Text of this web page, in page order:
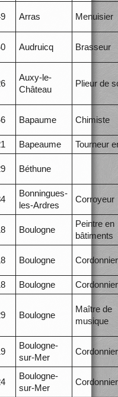
Arras Menuisier
Audruicq Brasseur
Auxy-le-
Château
Plieur de
Bapaume Chimiste
Bapeaume Tourneur
Béthune
Bonningues-
les-Ardres
Corroyeur
Boulogne
Peintre en
bâtiments
Boulogne Cordonnier
Boulogne Cordonnier
Boulogne
Maître de
musique
Boulogne-
sur-Mer
Cordonnier
Boulogne-
sur-Mer
Cordonnier